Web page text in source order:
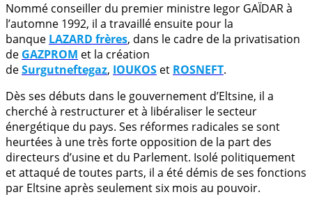
Nommé conseiller du premier ministre Iegor GAÏDAR à
l’automne 1992, il a travaillé ensuite pour la
banque LAZARD frères, dans le cadre de la privatisation
de GAZPROM et la création
deSurgutneftegaz, IOUKOS et ROSNEFT.
Dès ses débuts dans le gouvernement d’Eltsine, il a
cherché à restructurer et à libéraliser le secteur
énergétique du pays. Ses réformes radicales se sont
heurtées à une très forte opposition de la part des
directeurs d’usine et du Parlement. Isolé politiquement
et attaqué de toutes parts, il a été démis de ses fonctions
par Eltsine après seulement six mois au pouvoir.